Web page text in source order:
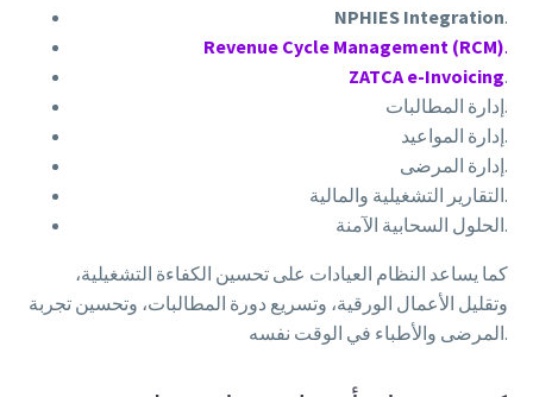
NPHIES Integration.
Revenue Cycle Management (RCM).
ZATCA e-Invoicing.
إدارة المطالبات.
إدارة المواعيد.
إدارة المرضى.
التقارير التشغيلية والمالية.
الحلول السحابية الآمنة.
كما يساعد النظام العيادات على تحسين الكفاءة التشغيلية،
وتقليل الأعمال الورقية، وتسريع دورة المطالبات، وتحسين تجربة
المرضى والأطباء في الوقت نفسه.